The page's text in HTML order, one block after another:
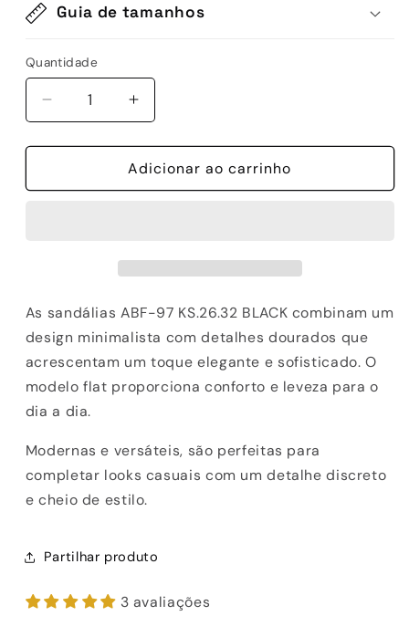
Guia de tamanhos
Quantidade
Quantidade
Diminuir
a
quantidade
SANDALIAS
Aumentar
a
quantidade
de
SANDALIAS
Adicionar ao carrinho
As sandálias ABF-97 KS.26.32 BLACK combinam um
design minimalista com detalhes dourados que
acrescentam um toque elegante e sofisticado. O
modelo flat proporciona conforto e leveza para o
dia a dia.
Modernas e versáteis, são perfeitas para
completar looks casuais com um detalhe discreto
e cheio de estilo.
Partilhar produto
3 avaliações